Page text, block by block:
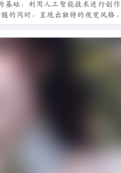
础，利用人工智能技术进行创
的同时，呈现出独特的视觉风格。